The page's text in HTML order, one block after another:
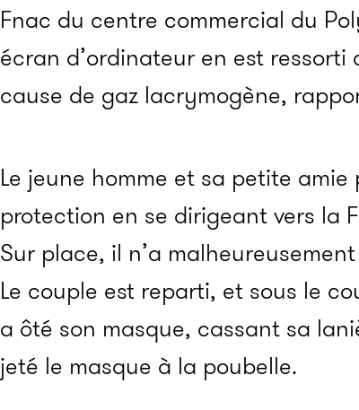
Fnac du centre commercial du
écran d’ordinateur en est
cause de gaz lacrymogène,
Le jeune homme et sa petite
protection en se dirigeant vers la
Sur place, il n’a
Le couple est reparti, et sous le
a ôté son masque, cassant sa
jeté le masque à la poubelle.